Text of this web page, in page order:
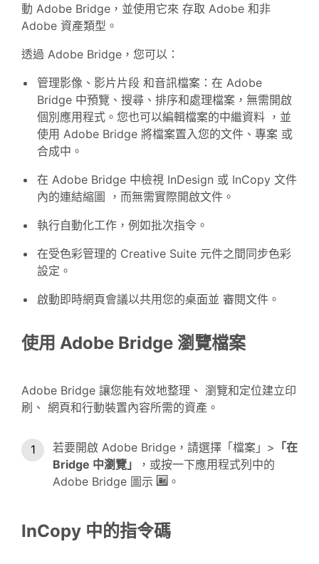
動 Adobe Bridge，並使用它來 存取 Adobe 和非
Adobe 資產類型。
透過 Adobe Bridge，您可以：
管理影像、影片片段 和音訊檔案：在 Adobe
Bridge 中預覽、搜尋、排序和處理檔案，無需開啟
個別應用程式。您也可以編輯檔案的中繼資料 ，並
使用 Adobe Bridge 將檔案置入您的文件、專案 或
合成中。
在 Adobe Bridge 中檢視 InDesign 或 InCopy 文件
內的連結縮圖 ，而無需實際開啟文件。
執行自動化工作，例如批次指令。
在受色彩管理的 Creative Suite 元件之間同步色彩
設定。
啟動即時網頁會議以共用您的桌面並 審閱文件。
使用 Adobe Bridge 瀏覽檔案
Adobe Bridge 讓您能有效地整理、 瀏覽和定位建立印
刷、 網頁和行動裝置內容所需的資產。
若要開啟 Adobe Bridge，請選擇「檔案」> 「在
Bridge 中瀏覽」
，或按一下應用程式列中的
Adobe Bridge 圖示
。
InCopy 中的指令碼